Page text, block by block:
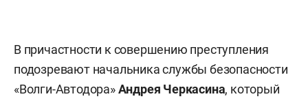
В причастности к совершению преступления
подозревают начальника службы безопасности
«Волги-Автодора»Андрея Черкасина, который